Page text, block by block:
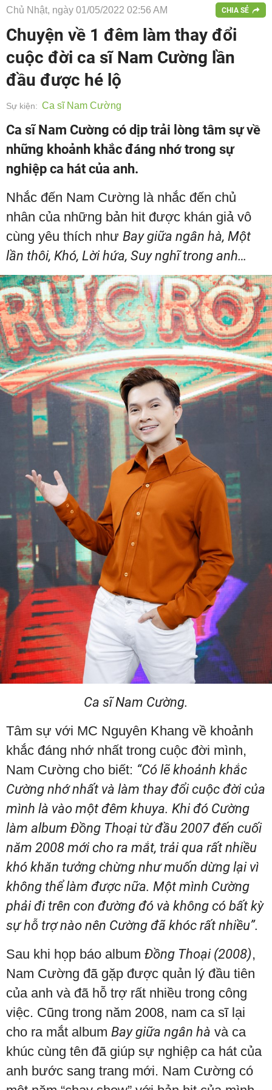
Chủ Nhật, ngày 01/05/2022 02:56 AM CHIA SẺ
Chuyện về 1 đêm làm thay đổi
cuộc đời ca sĩ Nam Cường lần
đầu được hé lộ
Sự kiện: Ca sĩ Nam Cường
Ca sĩ Nam Cường có dịp trải lòng tâm sự về
những khoảnh khắc đáng nhớ trong sự
nghiệp ca hát của anh.
Nhắc đến Nam Cường là nhắc đến chủ
nhân của những bản hit được khán giả vô
cùng yêu thích như Bay giữa ngân hà, Một
lần thôi, Khó, Lời hứa, Suy nghĩ trong anh…
Ca sĩ Nam Cường.
Tâm sự với MC Nguyên Khang về khoảnh
khắc đáng nhớ nhất trong cuộc đời mình,
Nam Cường cho biết: “Có lẽ khoảnh khắc
Cường nhớ nhất và làm thay đổi cuộc đời của
mình là vào một đêm khuya. Khi đó Cường
làm album Đồng Thoại từ đầu 2007 đến cuối
năm 2008 mới cho ra mắt, trải qua rất nhiều
khó khăn tưởng chừng như muốn dừng lại vì
không thể làm được nữa. Một mình Cường
phải đi trên con đường đó và không có bất kỳ
sự hỗ trợ nào nên Cường đã khóc rất nhiều”.
Sau khi họp báo album Đồng Thoại (2008),
Nam Cường đã gặp được quản lý đầu tiên
của anh và đã hỗ trợ rất nhiều trong công
việc. Cũng trong năm 2008, nam ca sĩ lại
cho ra mắt album Bay giữa ngân hà và ca
khúc cùng tên đã giúp sự nghiệp ca hát của
anh bước sang trang mới. Nam Cường có